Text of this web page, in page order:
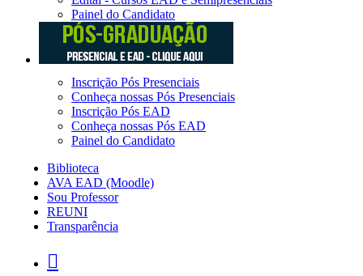
Painel do Candidato
Inscrição Pós Presenciais
Conheça nossas Pós Presenciais
Inscrição Pós EAD
Conheça nossas Pós EAD
Painel do Candidato
Biblioteca
AVA EAD (Moodle)
Sou Professor
REUNI
Transparência
